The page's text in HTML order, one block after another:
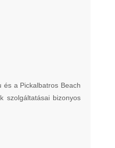
a Pickalbatros Beach
szolgáltatásai bizonyos